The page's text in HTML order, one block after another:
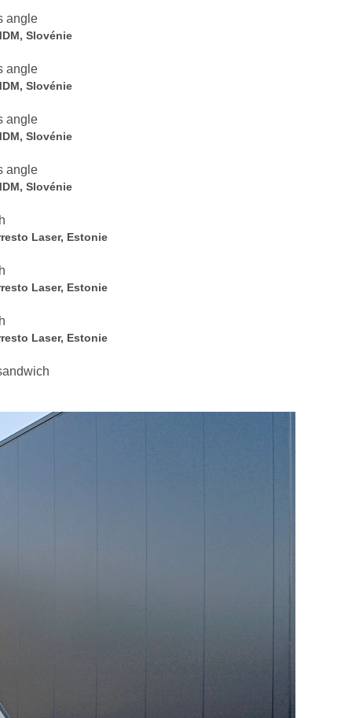
Slovénie
Slovénie
Slovénie
Slovénie
Laser, Estonie
Laser, Estonie
Laser, Estonie